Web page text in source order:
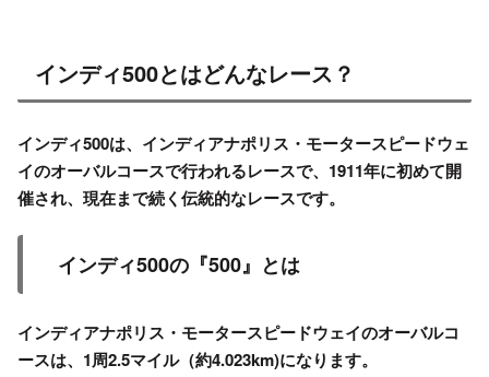
インディ500とはどんなレース？
インディ500は、インディアナポリス・モータースピードウェ
イのオーバルコースで行われるレースで、1911年に初めて開
催され、現在まで続く伝統的なレースです。
インディ500の『500』とは
インディアナポリス・モータースピードウェイのオーバルコ
ースは、 1周2.5マイル（約4.023km)になります。